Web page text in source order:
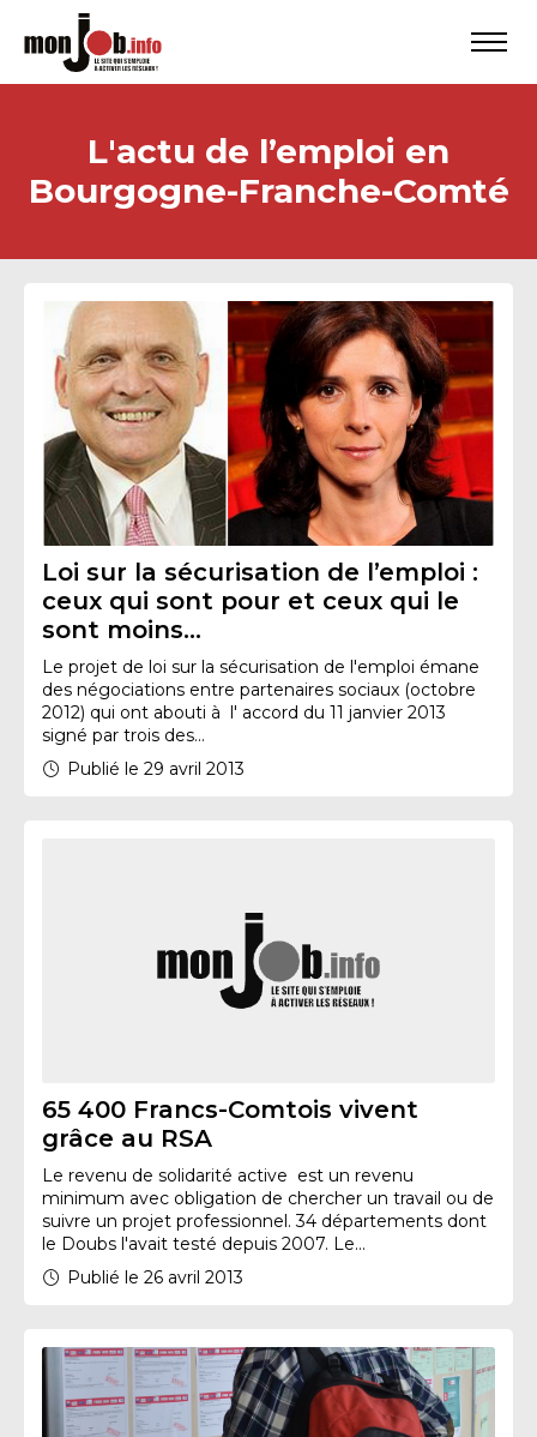
L'actu de l’emploi en
Bourgogne-Franche-Comté
Loi sur la sécurisation de l’emploi :
ceux qui sont pour et ceux qui le
sont moins…
Le projet de loi sur la sécurisation de l'emploi émane
des négociations entre partenaires sociaux (octobre
2012) qui ont abouti à l' accord du 11 janvier 2013
signé par trois des...
Publié le 29 avril 2013
65 400 Francs-Comtois vivent
grâce au RSA
Le revenu de solidarité active est un revenu
minimum avec obligation de chercher un travail ou de
suivre un projet professionnel. 34 départements dont
le Doubs l'avait testé depuis 2007. Le...
Publié le 26 avril 2013